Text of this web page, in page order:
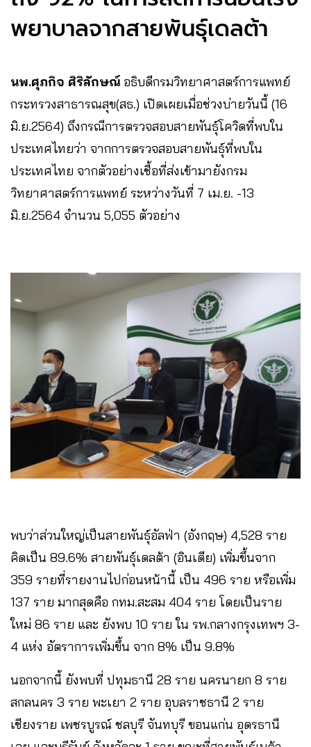
พยาบาลจากสายพันธุ์เดลต้า
นพ.ศุภกิจ ศิริลักษณ์ อธิบดีกรมวิทยาศาสตร์การแพทย์
กระทรวงสาธารณสุข(สธ.) เปิดเผยเมื่อช่วงบ่ายวันนี้ (16
มิ.ย.2564) ถึงกรณีการตรวจสอบสายพันธุ์โควิดที่พบใน
ประเทศไทยว่า จากการตรวจสอบสายพันธุ์ที่พบใน
ประเทศไทย จากตัวอย่างเชื้อที่ส่งเข้ามายังกรม
วิทยาศาสตร์การแพทย์ ระหว่างวันที่ 7 เม.ย. -13
มิ.ย.2564 จำนวน 5,055 ตัวอย่าง
พบว่าส่วนใหญ่เป็นสายพันธุ์อัลฟ่า (อังกฤษ) 4,528 ราย
คิดเป็น 89.6% สายพันธุ์เดลต้า (อินเดีย) เพิ่มขึ้นจาก
359 รายที่รายงานไปก่อนหน้านี้ เป็น 496 ราย หรือเพิ่ม
137 ราย มากสุดคือ กทม.สะสม 404 ราย โดยเป็นราย
ใหม่ 86 ราย และ ยังพบ 10 ราย ใน รพ.กลางกรุงเทพฯ 3-
4 แห่ง อัตราการเพิ่มขึ้น จาก 8% เป็น 9.8%
นอกจากนี้ ยังพบที่ ปทุมธานี 28 ราย นครนายก 8 ราย
สกลนคร 3 ราย พะเยา 2 ราย อุบลราชธานี 2 ราย
เชียงราย เพชรบูรณ์ ชลบุรี จันทบุรี ขอนแก่น อุดรธานี